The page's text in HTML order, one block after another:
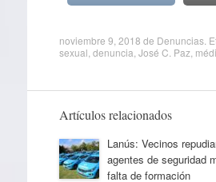
noviembre 9, 2018 de Denuncias.
sexual denuncia José C. Paz,
Artículos relacionados
Lanús: Vecinos
agentes de seguridad
falta de formación